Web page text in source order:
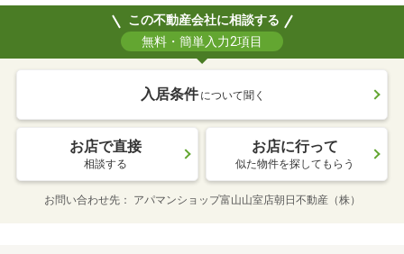
この不動産会社に相談する
無料・簡単入力2項目
入居条件 について聞く
お店で直接
相談する
お店に行って
似た物件を探してもらう
お問い合わせ先 アパマンショップ富山山室店朝日不動産（株）